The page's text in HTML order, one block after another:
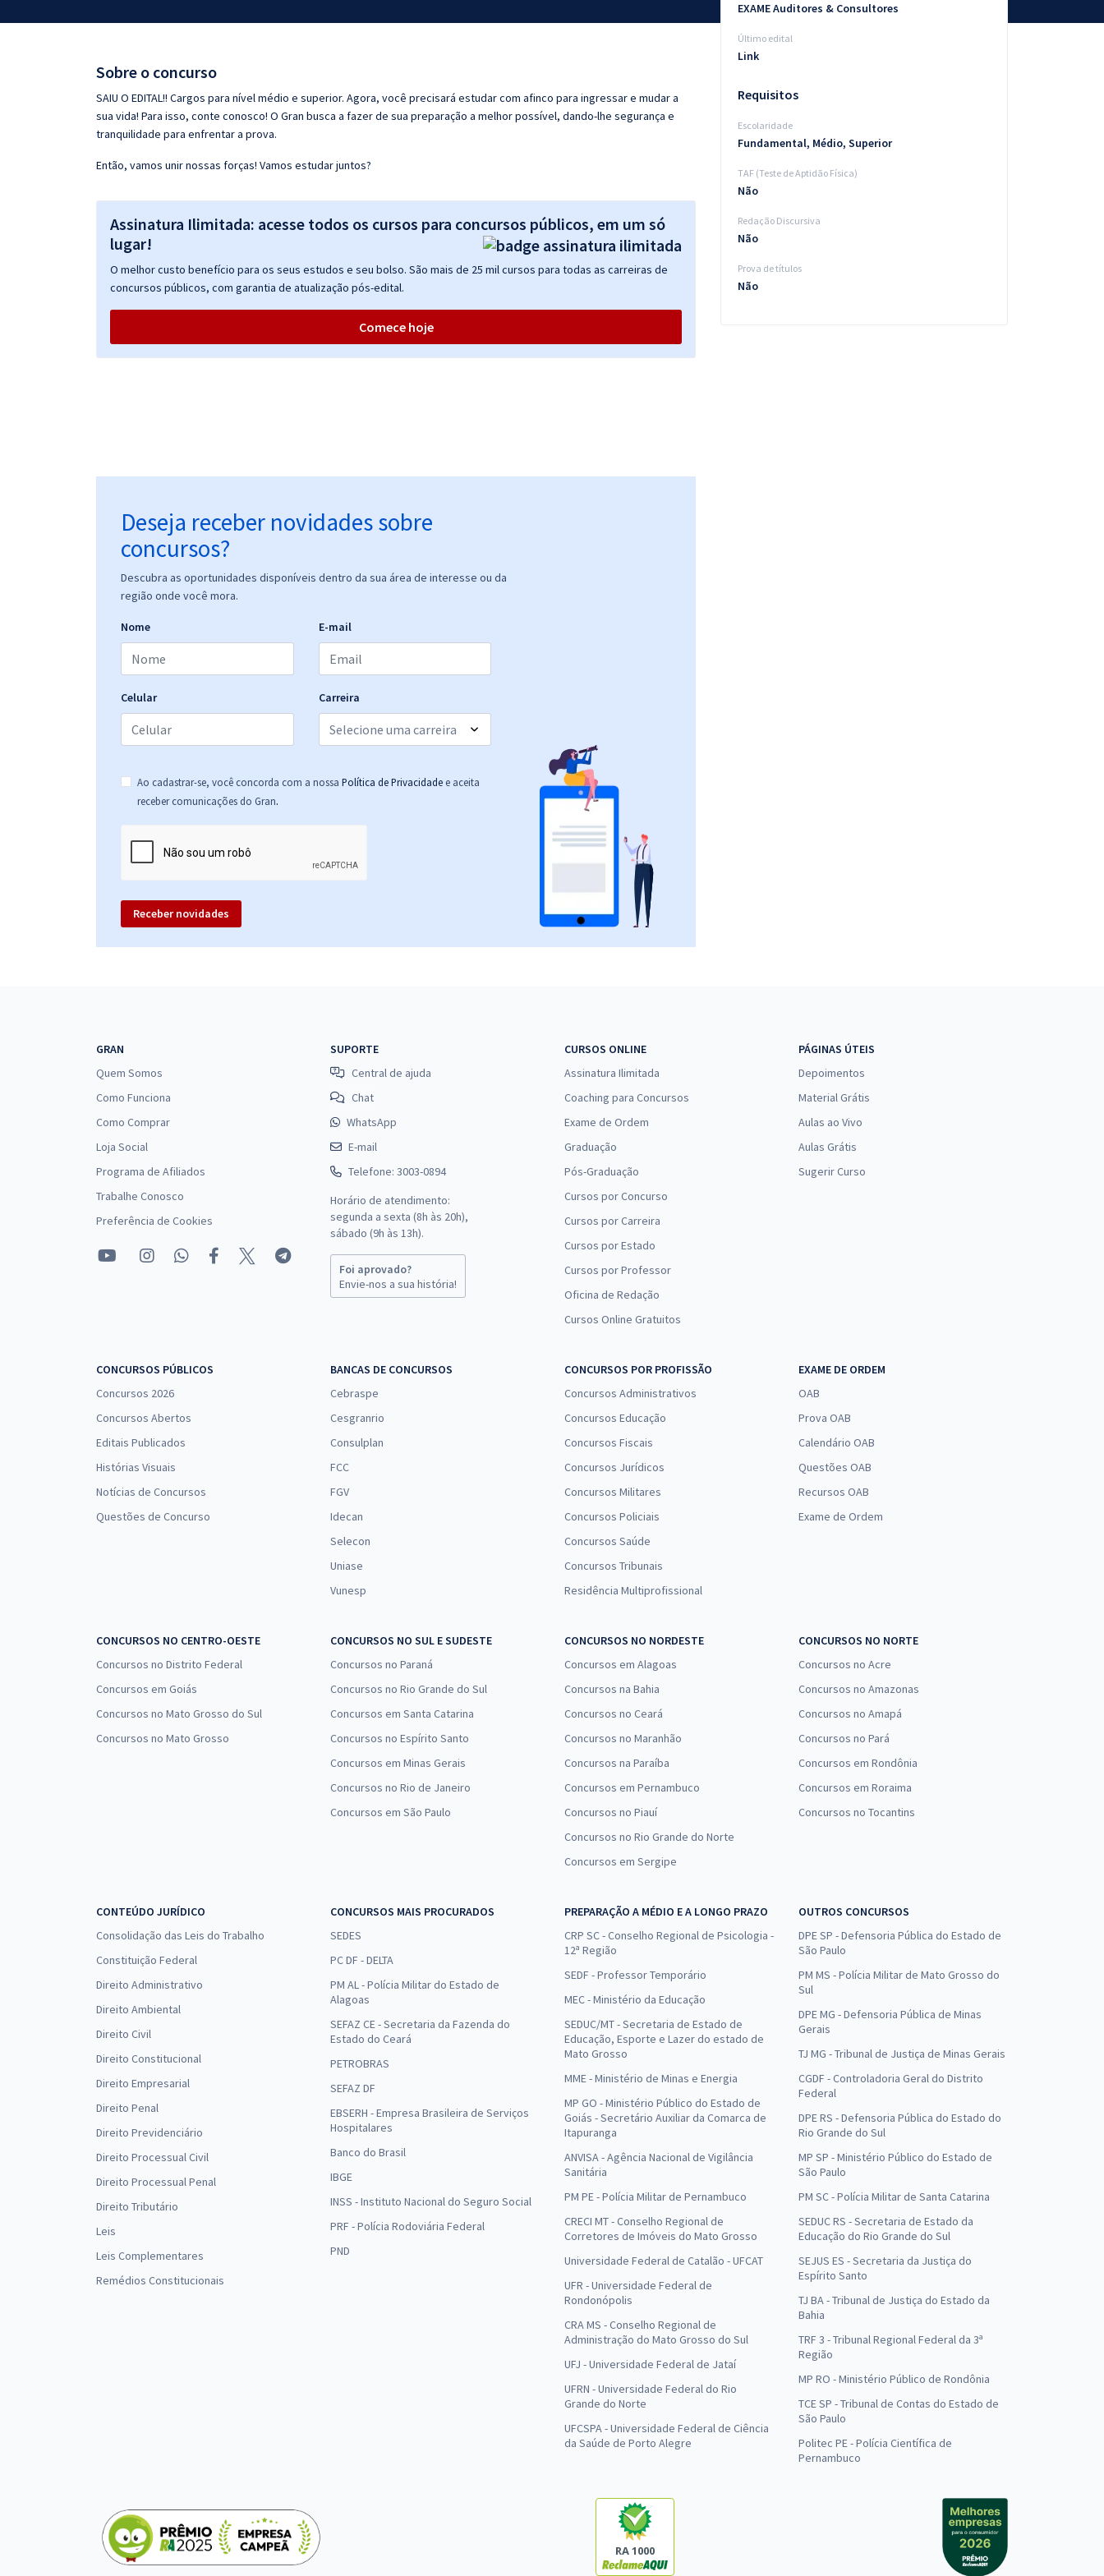
Questões grátis
Conteúdo gratuito
Sobre o concurso
SAIU O EDITAL!! Cargos para nível médio e superior. Agora, você precisará estudar com afinco para ingressar e mudar a
sua vida! Para isso, conte conosco! O Gran busca a fazer de sua preparação a melhor possível, dando-lhe segurança e
tranquilidade para enfrentar a prova.
Então, vamos unir nossas forças! Vamos estudar juntos?
Assinatura Ilimitada: acesse todos os cursos para concursos públicos, em um só
lugar!
O melhor custo benefício para os seus estudos e seu bolso. São mais de 25 mil cursos para todas as carreiras de
concursos públicos, com garantia de atualização pós-edital.
Comece hoje
Deseja receber novidades sobre
concursos?
Descubra as oportunidades disponíveis dentro da sua área de interesse ou da
região onde você mora.
Nome E-mail
Celular Carreira
Ao cadastrar-se, você concorda com a nossa Política de Privacidade e aceita
receber comunicações do Gran.
Receber novidades
EXAME Auditores & Consultores
Último edital
Link
Requisitos
Escolaridade
Fundamental, Médio, Superior
TAF (Teste de Aptidão Física)
Não
Redação Discursiva
Não
Prova de títulos
Não
GRAN
Quem Somos
Como Funciona
Como Comprar
Loja Social
Programa de Afiliados
Trabalhe Conosco
Preferência de Cookies
SUPORTE
Central de ajuda
Chat
WhatsApp
E-mail
Telefone: 3003-0894
Horário de atendimento:
segunda a sexta (8h às 20h),
sábado (9h às 13h).
Foi aprovado?
Envie-nos a sua história!
CURSOS ONLINE
Assinatura Ilimitada
Coaching para Concursos
Exame de Ordem
Graduação
Pós-Graduação
Cursos por Concurso
Cursos por Carreira
Cursos por Estado
Cursos por Professor
Oficina de Redação
Cursos Online Gratuitos
PÁGINAS ÚTEIS
Depoimentos
Material Grátis
Aulas ao Vivo
Aulas Grátis
Sugerir Curso
CONCURSOS PÚBLICOS
Concursos 2026
Concursos Abertos
Editais Publicados
Histórias Visuais
Notícias de Concursos
Questões de Concurso
BANCAS DE CONCURSOS
Cebraspe
Cesgranrio
Consulplan
FCC
FGV
Idecan
Selecon
Uniase
Vunesp
CONCURSOS POR PROFISSÃO
Concursos Administrativos
Concursos Educação
Concursos Fiscais
Concursos Jurídicos
Concursos Militares
Concursos Policiais
Concursos Saúde
Concursos Tribunais
Residência Multiprofissional
EXAME DE ORDEM
OAB
Prova OAB
Calendário OAB
Questões OAB
Recursos OAB
Exame de Ordem
CONCURSOS NO CENTRO-OESTE
Concursos no Distrito Federal
Concursos em Goiás
Concursos no Mato Grosso do Sul
Concursos no Mato Grosso
CONCURSOS NO SUL E SUDESTE
Concursos no Paraná
Concursos no Rio Grande do Sul
Concursos em Santa Catarina
Concursos no Espírito Santo
Concursos em Minas Gerais
Concursos no Rio de Janeiro
Concursos em São Paulo
CONCURSOS NO NORDESTE
Concursos em Alagoas
Concursos na Bahia
Concursos no Ceará
Concursos no Maranhão
Concursos na Paraíba
Concursos em Pernambuco
Concursos no Piauí
Concursos no Rio Grande do Norte
Concursos em Sergipe
CONCURSOS NO NORTE
Concursos no Acre
Concursos no Amazonas
Concursos no Amapá
Concursos no Pará
Concursos em Rondônia
Concursos em Roraima
Concursos no Tocantins
CONTEÚDO JURÍDICO
Consolidação das Leis do Trabalho
Constituição Federal
Direito Administrativo
Direito Ambiental
Direito Civil
Direito Constitucional
Direito Empresarial
Direito Penal
Direito Previdenciário
Direito Processual Civil
Direito Processual Penal
Direito Tributário
Leis
Leis Complementares
Remédios Constitucionais
CONCURSOS MAIS PROCURADOS
SEDES
PC DF - DELTA
PM AL - Polícia Militar do Estado de
Alagoas
SEFAZ CE - Secretaria da Fazenda do
Estado do Ceará
PETROBRAS
SEFAZ DF
EBSERH - Empresa Brasileira de Serviços
Hospitalares
Banco do Brasil
IBGE
INSS - Instituto Nacional do Seguro Social
PRF - Polícia Rodoviária Federal
PND
PREPARAÇÃO A MÉDIO E A LONGO PRAZO
CRP SC - Conselho Regional de Psicologia -
12ª Região
SEDF - Professor Temporário
MEC - Ministério da Educação
SEDUC/MT - Secretaria de Estado de
Educação, Esporte e Lazer do estado de
Mato Grosso
MME - Ministério de Minas e Energia
MP GO - Ministério Público do Estado de
Goiás - Secretário Auxiliar da Comarca de
Itapuranga
ANVISA - Agência Nacional de Vigilância
Sanitária
PM PE - Polícia Militar de Pernambuco
CRECI MT - Conselho Regional de
Corretores de Imóveis do Mato Grosso
Universidade Federal de Catalão - UFCAT
UFR - Universidade Federal de
Rondonópolis
CRA MS - Conselho Regional de
Administração do Mato Grosso do Sul
UFJ - Universidade Federal de Jataí
UFRN - Universidade Federal do Rio
Grande do Norte
UFCSPA - Universidade Federal de Ciência
da Saúde de Porto Alegre
OUTROS CONCURSOS
DPE SP - Defensoria Pública do Estado de
São Paulo
PM MS - Polícia Militar de Mato Grosso do
Sul
DPE MG - Defensoria Pública de Minas
Gerais
TJ MG - Tribunal de Justiça de Minas Gerais
CGDF - Controladoria Geral do Distrito
Federal
DPE RS - Defensoria Pública do Estado do
Rio Grande do Sul
MP SP - Ministério Público do Estado de
São Paulo
PM SC - Polícia Militar de Santa Catarina
SEDUC RS - Secretaria de Estado da
Educação do Rio Grande do Sul
SEJUS ES - Secretaria da Justiça do
Espírito Santo
TJ BA - Tribunal de Justiça do Estado da
Bahia
TRF 3 - Tribunal Regional Federal da 3ª
Região
MP RO - Ministério Público de Rondônia
TCE SP - Tribunal de Contas do Estado de
São Paulo
Politec PE - Polícia Científica de
Pernambuco
RA 1000